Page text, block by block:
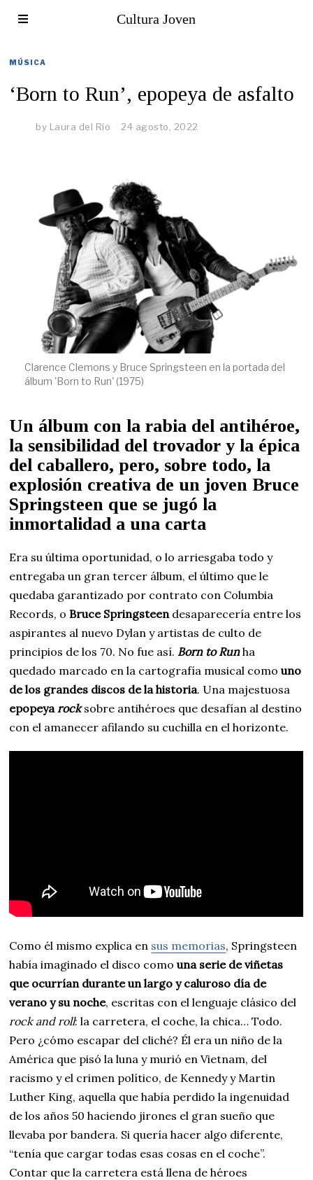
Cultura Joven
MÚSICA
‘Born to Run’, epopeya de asfalto
by Laura del Río 24 agosto, 2022
Clarence Clemons y Bruce Springsteen en la portada del
álbum 'Born to Run' (1975)
Un álbum con la rabia del antihéroe,
la sensibilidad del trovador y la épica
del caballero, pero, sobre todo, la
explosión creativa de un joven Bruce
Springsteen que se jugó la
inmortalidad a una carta
Era su última oportunidad, o lo arriesgaba todo y
entregaba un gran tercer álbum, el último que le
quedaba garantizado por contrato con Columbia
Records, oBruce Springsteendesaparecería entre los
aspirantes al nuevo Dylan y artistas de culto de
principios de los 70. No fue así. Born to Run ha
quedado marcado en la cartografía musical comouno
de los grandes discos de la historia. Una majestuosa
epopeyarocksobre antihéroes que desafían al destino
con el amanecer afilando su cuchilla en el horizonte.
Como él mismo explica en sus memorias, Springsteen
había imaginado el disco comouna serie de viñetas
que ocurrían durante un largo y caluroso día de
verano y su noche, escritas con el lenguaje clásico del
rock and roll: la carretera, el coche, la chica… Todo.
Pero ¿cómo escapar del cliché? Él era un niño de la
América que pisó la luna y murió en Vietnam, del
racismo y el crimen político, de Kennedy y Martin
Luther King, aquella que había perdido la ingenuidad
de los años 50 haciendo jirones el gran sueño que
llevaba por bandera. Si quería hacer algo diferente,
“tenía que cargar todas esas cosas en el coche”.
Contar que la carretera está llena de héroes